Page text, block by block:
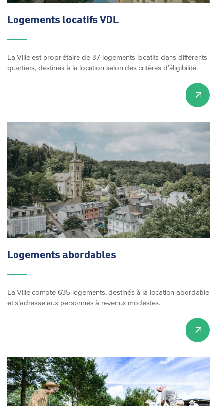
Logements locatifs VDL
La Ville est propriétaire de 87 logements locatifs dans différents
quartiers, destinés à la location selon des critères d’éligibilité.
Logements abordables
La Ville compte 635 logements, destinés à la location abordable
et s’adresse aux personnes à revenus modestes.